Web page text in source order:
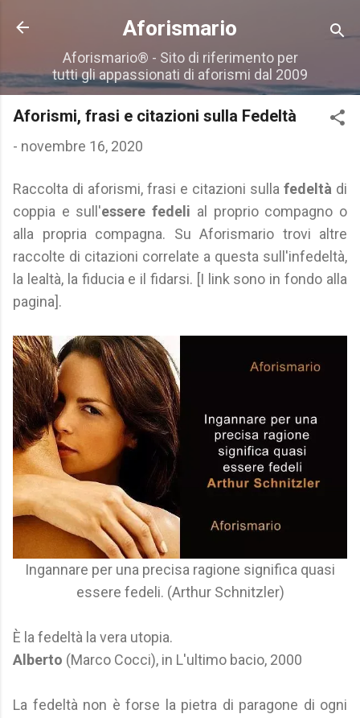
Passa ai contenuti principali
Aforismario
Aforismario® - Sito di riferimento per
tutti gli appassionati di aforismi dal 2009
Aforismi, frasi e citazioni sulla Fedeltà
- novembre 16, 2020
Raccolta di aforismi, frasi e citazioni sulla fedeltà di
coppia e sull'essere fedeli al proprio compagno o
alla propria compagna. Su Aforismario trovi altre
raccolte di citazioni correlate a questa sull'infedeltà,
la lealtà, la fiducia e il fidarsi. [I link sono in fondo alla
pagina].
Ingannare per una precisa ragione significa quasi
essere fedeli. (Arthur Schnitzler)
È la fedeltà la vera utopia.
Alberto (Marco Cocci), in L'ultimo bacio, 2000
La fedeltà non è forse la pietra di paragone di ogni